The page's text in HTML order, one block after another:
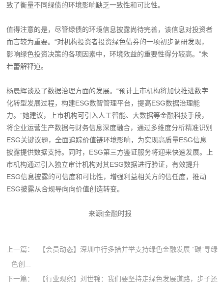
致了衡量不同绿债的环境影响缺乏一致性和可比性。
值得注意的是，尽管绿债的环境信息披露尚待完善，该信息对投资者
而言较为重要。“对机构投资者投资绿色债券的一项初步调研发现，
影响绿色投资决策的各项因素中，环境效益的重要性得分较高。”朱
若蕾解释道。
杨晨辉谈及了数据治理方面的发展。“预计上市机构将加快推进数字
化转型发展过程，构建ESG数智管理平台，提高ESG数据治理能
力。”她建议，上市机构可引入人工智能、大数据等金融科技手段，
将企业运营生产数据与财务信息深度融合，通过多维度分析精准识别
ESG关键议题，全面追踪价值链环境影响，为实现高质量ESG信息
披露提供数据支持。同时，ESG第三方鉴证服务将迎来快速发展。上
市机构通过引入独立审计机构对其ESG数据进行验证，有效提升
ESG信息披露的可信度和可比性，增强利益相关方的信任度，推动
ESG披露从合规导向向价值创造转变。
来源|金融时报
上一篇：
【会员动态】深圳中行多措并举支持绿色金融发展 “碳”寻绿
色创...
下一篇：
【行业观察】刘世锦：我们要坚持走绿色发展道路，步子还